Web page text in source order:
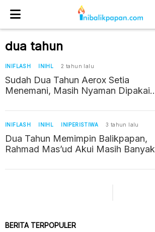
dua tahun
INIFLASH INIHL 2 tahun lalu
Sudah Dua Tahun Aerox Setia
Menemani, Masih Nyaman Dipakai
INIFLASH INIHL INIPERISTIWA 3 tahun lalu
Dua Tahun Memimpin Balikpapan,
Rahmad Mas’ud Akui Masih Banyak
BERITA TERPOPULER